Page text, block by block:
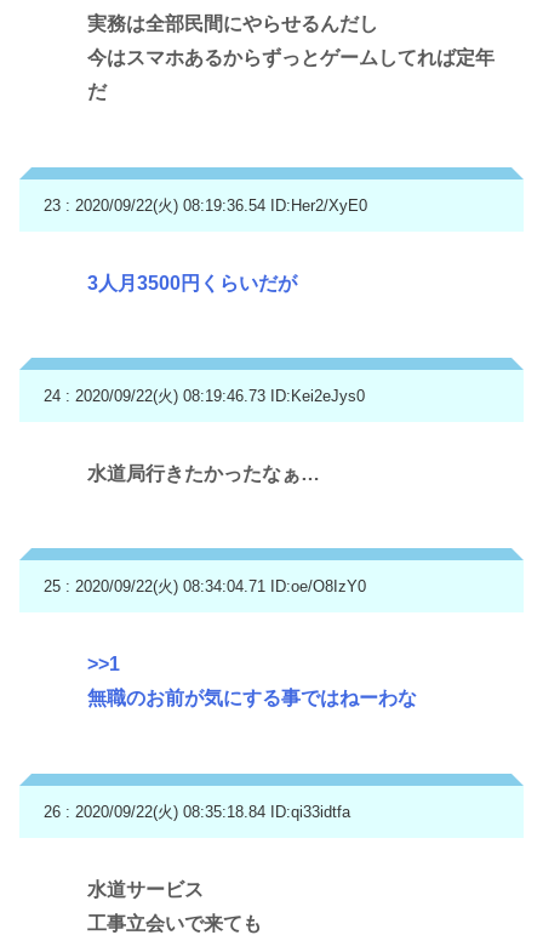
実務は全部民間にやらせるんだし
今はスマホあるからずっとゲームしてれば定年
だ
23 : 2020/09/22(火) 08:19:36.54 ID:Her2/XyE0
3人月3500円くらいだが
24 : 2020/09/22(火) 08:19:46.73 ID:Kei2eJys0
水道局行きたかったなぁ…
25 : 2020/09/22(火) 08:34:04.71 ID:oe/O8IzY0
>>1
無職のお前が気にする事ではねーわな
26 : 2020/09/22(火) 08:35:18.84 ID:qi33idtfa
水道サービス
工事立会いで来ても